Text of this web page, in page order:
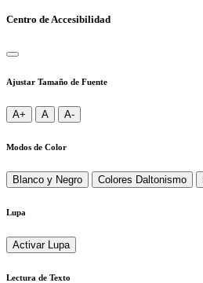
Centro de Accesibilidad
Ajustar Tamaño de Fuente
A+ A A-
Modos de Color
Blanco y Negro Colores Daltonismo
Lupa
Activar Lupa
Lectura de Texto